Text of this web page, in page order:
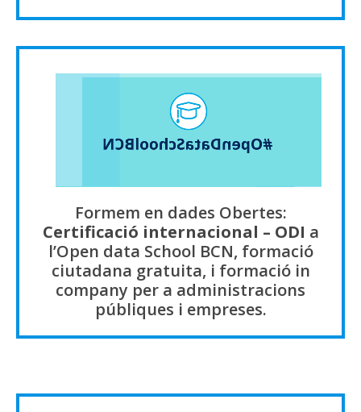
Formem en dades Obertes:
Certificació internacional – ODI a
l’Open data School BCN, formació
ciutadana gratuita, i formació in
company per a administracions
públiques i empreses.